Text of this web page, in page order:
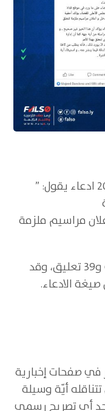
نشرت قناة 218 بتاريخ 11 سبتمبر 2021 ادعاء يقول: ”
مراسيم ملزمة
وحضي الادعاء بأكثر من 600 إعجاب و39 تعليق، وقد
في صفحات إخبارية
أيّة وسيلة
نجد أي تصريح رسمي